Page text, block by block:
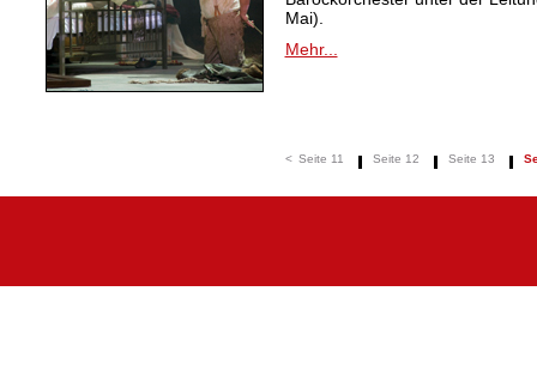
Mai).
Mehr...
< Seite 11 Seite 12 Seite 13